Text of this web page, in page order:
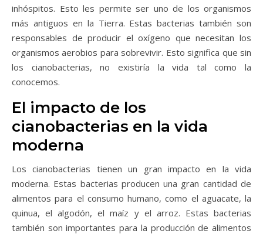
inhóspitos. Esto les permite ser uno de los organismos
más antiguos en la Tierra. Estas bacterias también son
responsables de producir el oxígeno que necesitan los
organismos aerobios para sobrevivir. Esto significa que sin
los cianobacterias, no existiría la vida tal como la
conocemos.
El impacto de los
cianobacterias en la vida
moderna
Los cianobacterias tienen un gran impacto en la vida
moderna. Estas bacterias producen una gran cantidad de
alimentos para el consumo humano, como el aguacate, la
quinua, el algodón, el maíz y el arroz. Estas bacterias
también son importantes para la producción de alimentos